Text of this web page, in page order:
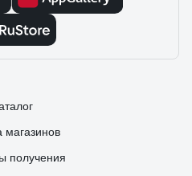
магазинов
получения